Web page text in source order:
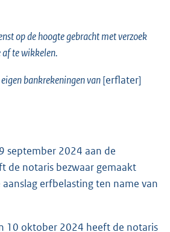
op de hoogte gebracht met verzoek
te wikkelen.
bankrekeningen van[erflater]
2024 aan de
de notaris bezwaar gemaakt
erfbelasting ten name van
10 oktober 2024 heeft de notaris